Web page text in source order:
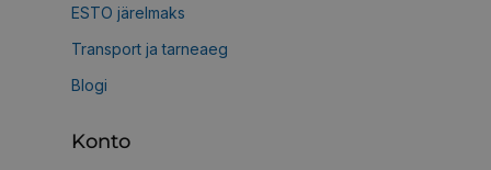
ESTO järelmaks
Transport ja tarneaeg
Blogi
Konto